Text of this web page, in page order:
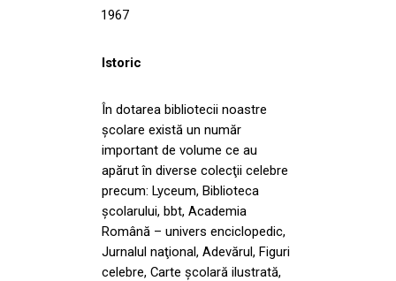
1967
Istoric
În dotarea bibliotecii noastre
şcolare există un număr
important de volume ce au
apărut în diverse colecţii celebre
precum: Lyceum, Biblioteca
şcolarului, bbt, Academia
Română – univers enciclopedic,
Jurnalul naţional, Adevărul, Figuri
celebre, Carte şcolară ilustrată,